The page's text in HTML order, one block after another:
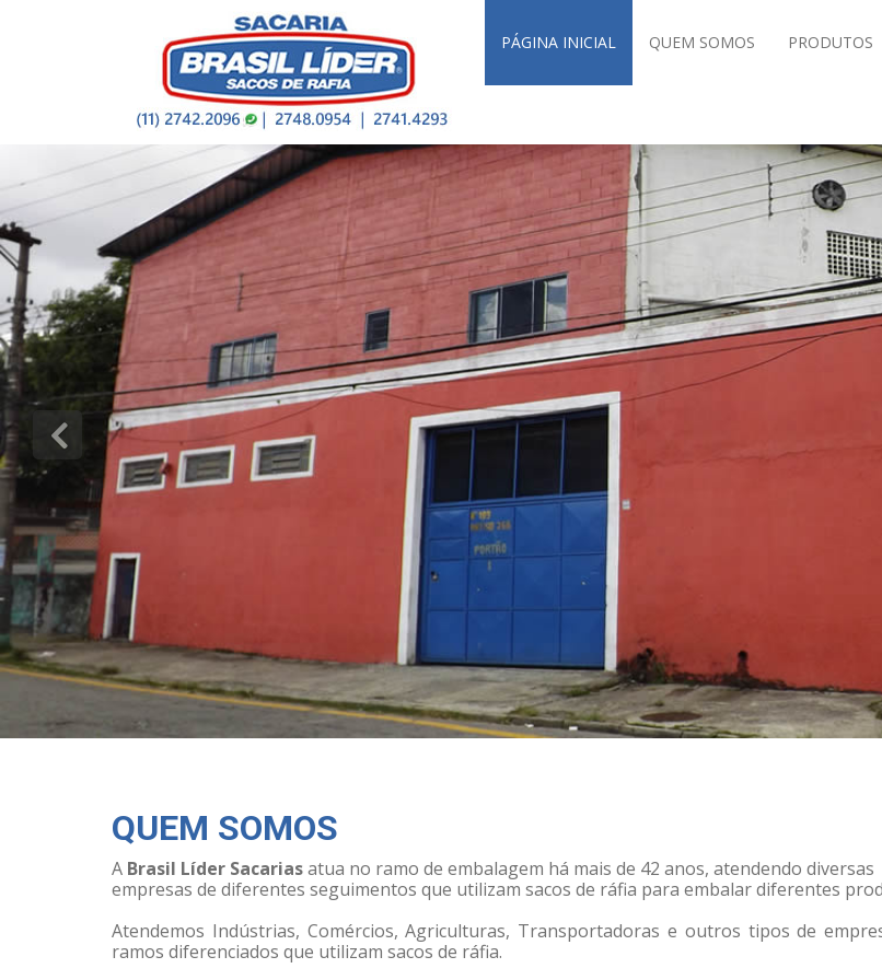
PÁGINA INICIAL QUEM SOMOS PRODUTOS
Previous
QUEM SOMOS
A Brasil Líder Sacariasatua no ramo de embalagem há mais de 42 anos, atendendo diversas
empresas de diferentes seguimentos que utilizam sacos de ráfia para embalar diferentes
Atendemos Indústrias, Comércios, Agriculturas, Transportadoras e outros tipos de
ramos diferenciados que utilizam sacos de ráfia.